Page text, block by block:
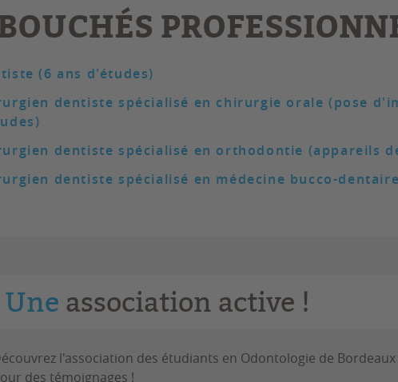
(6 ans d'études)
dentiste spécialisé en chirurgie orale (pose
dentiste spécialisé en orthodontie (appareils
dentiste spécialisé en médecine bucco-
Une association active !
l'association des étudiants en Odontologie de
des témoignages !